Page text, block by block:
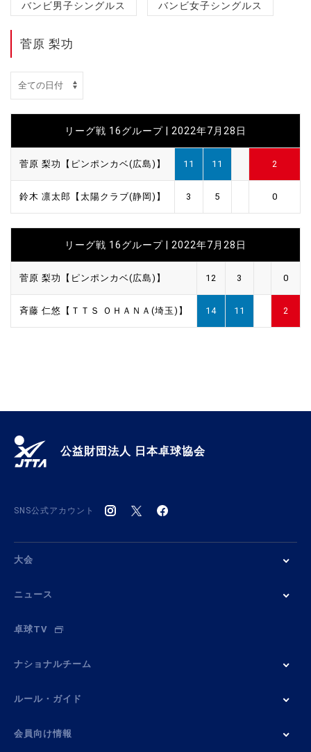
バンビ男子シングルス バンビ女子シングルス
菅原 梨功
リーグ戦 16グループ | 2022年7月28日
菅原 梨功【ピンポンカベ(広島)】 11 11 2
鈴木 凛太郎【太陽クラブ(静岡)】 3 5 0
リーグ戦 16グループ | 2022年7月28日
菅原 梨功【ピンポンカベ(広島)】 12 3 0
斉藤 仁悠【ＴＴＳ ＯＨＡＮＡ(埼玉)】 14 11 2
公益財団法人 日本卓球協会
SNS公式アカウント
大会
ニュース
卓球TV
ナショナルチーム
ルール・ガイド
会員向け情報